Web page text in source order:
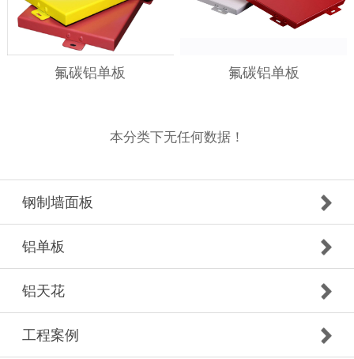
氟碳铝单板 氟碳铝单板
本分类下无任何数据！
钢制墙面板
铝单板
铝天花
工程案例